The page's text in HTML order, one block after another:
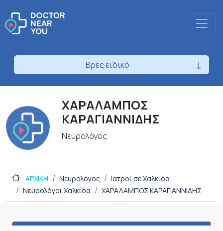
Βρες ειδικό
ΧΑΡΑΛΑΜΠΟΣ
ΚΑΡΑΓΙΑΝΝΙΔΗΣ
Νευρολόγος
ΑΡΧΙΚΗ Νευρολόγος
Ιατροί σε Χαλκίδα
Νευρολόγοι Χαλκίδα
ΧΑΡΑΛΑΜΠΟΣ ΚΑΡΑΓΙΑΝΝΙΔΗΣ